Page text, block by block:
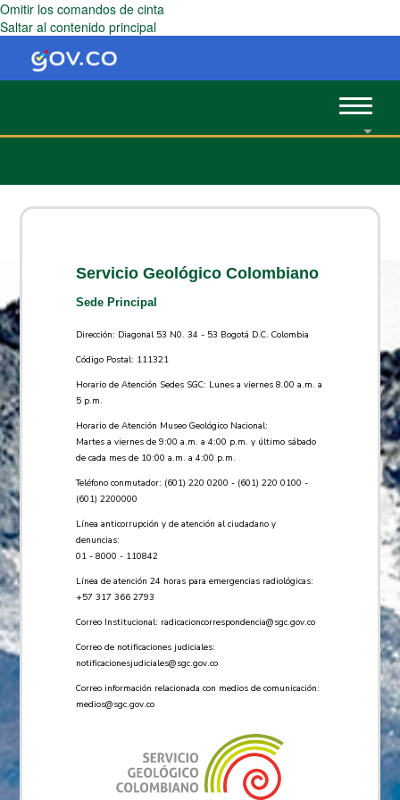
Omitir los comandos de cinta
Saltar al contenido principal
Toggle
Servicio Geológico Colombiano
Sede Principal
Dirección: Diagonal 53 N0. 34 - 53 Bogotá D.C. Colombia
Código Postal: 111321
Horario de Atención Sedes SGC: Lunes a viernes 8.00 a.m. a
5 p.m.
Horario de Atención Museo Geológico Nacional:
Martes a viernes de 9:00 a.m. a 4:00 p.m. y último sábado
de cada mes de 10:00 a.m. a 4:00 p.m.
Teléfono conmutador: (601) 220 0200 - (601) 220 0100 -
(601) 2200000
Línea anticorrupción y de atención al ciudadano y
denuncias:
01 - 8000 - 110842
Línea de atención 24 horas para emergencias radiológicas:
+57 ​317 366 2793
Correo Institucional: radicacioncorrespondencia@sgc.gov.co
Correo de notificaciones judiciales:
notificacionesjudiciales@sgc.gov.co
Correo información relacionada con medios de comunicación:
medios@sgc.gov.co